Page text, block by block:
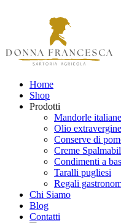
Home
Shop
Prodotti
Mandorle italiane
Olio
Conserve di
Creme
Condimenti a
Taralli pugliesi
Regali
Chi Siamo
Blog
Contatti